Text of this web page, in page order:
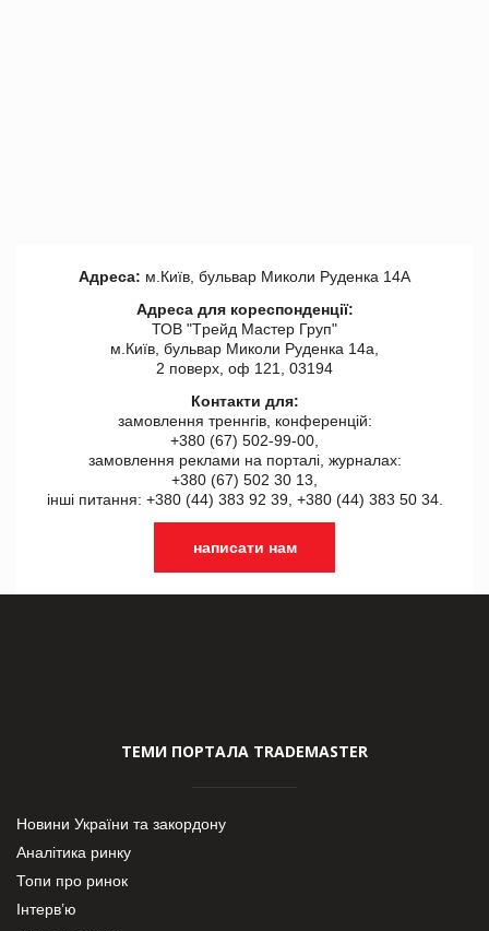
Адреса: м.Київ, бульвар Миколи Руденка 14А
Адреса для кореспонденції:
ТОВ "Tрейд Мастер Груп"
м.Київ, бульвар Миколи Руденка 14а,
2 поверх, оф 121, 03194
Контакти для:
замовлення треннгів, конференцій:
+380 (67) 502-99-00,
замовлення реклами на порталі, журналах:
+380 (67) 502 30 13,
інші питання: +380 (44) 383 92 39, +380 (44) 383 50 34.
написати нам
ТЕМИ ПОРТАЛА TRADEMASTER
Новини України та закордону
Аналітика ринку
Топи про ринок
Інтерв’ю